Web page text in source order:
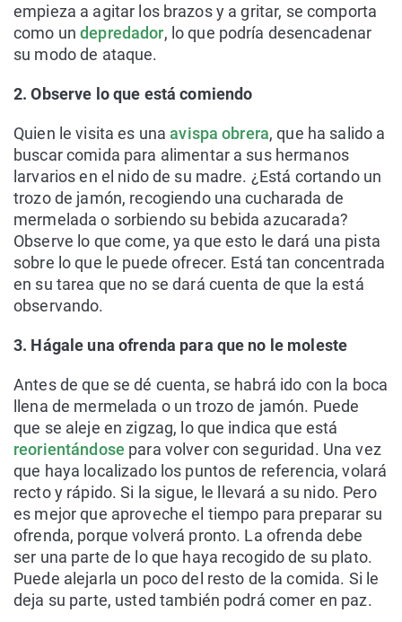
empieza a agitar los brazos y a gritar, se comporta
como undepredador, lo que podría desencadenar
su modo de ataque.
2. Observe lo que está comiendo
Quien le visita es unaavispa obrera, que ha salido a
buscar comida para alimentar a sus hermanos
larvarios en el nido de su madre. ¿Está cortando un
trozo de jamón, recogiendo una cucharada de
mermelada o sorbiendo su bebida azucarada?
Observe lo que come, ya que esto le dará una pista
sobre lo que le puede ofrecer. Está tan concentrada
en su tarea que no se dará cuenta de que la está
observando.
3. Hágale una ofrenda para que no le moleste
Antes de que se dé cuenta, se habrá ido con la boca
llena de mermelada o un trozo de jamón. Puede
que se aleje en zigzag, lo que indica que está
reorientándose para volver con seguridad. Una vez
que haya localizado los puntos de referencia, volará
recto y rápido. Si la sigue, le llevará a su nido. Pero
es mejor que aproveche el tiempo para preparar su
ofrenda, porque volverá pronto. La ofrenda debe
ser una parte de lo que haya recogido de su plato.
Puede alejarla un poco del resto de la comida. Si le
deja su parte, usted también podrá comer en paz.